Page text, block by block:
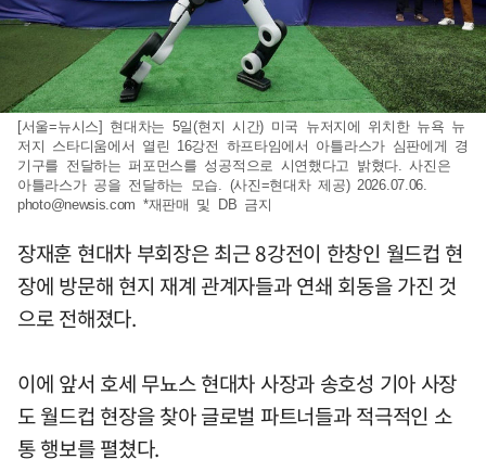
[서울=뉴시스] 현대차는 5일(현지 시간) 미국 뉴저지에 위치한 뉴욕 뉴
저지 스타디움에서 열린 16강전 하프타임에서 아틀라스가 심판에게 경
기구를 전달하는 퍼포먼스를 성공적으로 시연했다고 밝혔다. 사진은
아틀라스가 공을 전달하는 모습. (사진=현대차 제공) 2026.07.06.
photo@newsis.com *재판매 및 DB 금지
장재훈 현대차 부회장은 최근 8강전이 한창인 월드컵 현
장에 방문해 현지 재계 관계자들과 연쇄 회동을 가진 것
으로 전해졌다.
이에 앞서 호세 무뇨스 현대차 사장과 송호성 기아 사장
도 월드컵 현장을 찾아 글로벌 파트너들과 적극적인 소
통 행보를 펼쳤다.